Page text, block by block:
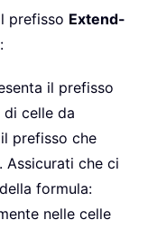
prefisso Extend-
il prefisso
di celle da
prefisso che
Assicurati che ci
formula:
nelle celle